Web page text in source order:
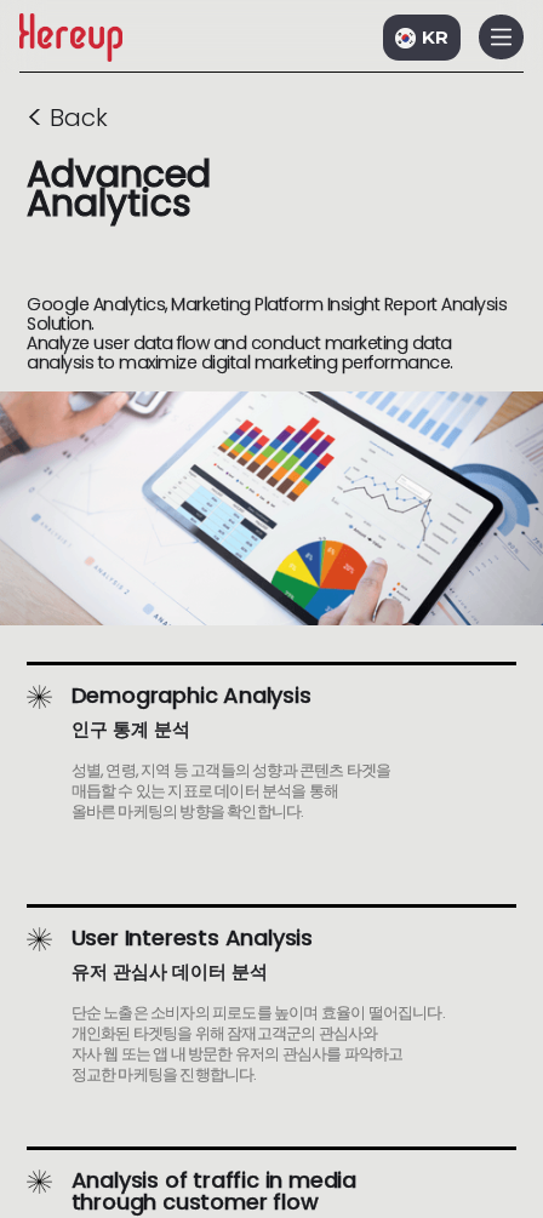
KR
< Back
Advanced
Analytics
Google Analytics, Marketing Platform Insight Report Analysis
Solution.
Analyze user data flow and conduct marketing data
analysis to maximize digital marketing performance.
Demographic Analysis
인구 통계 분석
성별, 연령, 지역 등 고객들의 성향과 콘텐츠 타겟을
매듭할 수 있는 지표로 데이터 분석을 통해
올바른 마케팅의 방향을 확인합니다.
User Interests Analysis
유저 관심사 데이터 분석
단순 노출은 소비자의 피로도를 높이며 효율이 떨어집니다.
개인화된 타겟팅을 위해 잠재고객군의 관심사와
자사 웹 또는 앱 내 방문한 유저의 관심사를 파악하고
정교한 마케팅을 진행합니다.
Analysis of traffic in media
through customer flow